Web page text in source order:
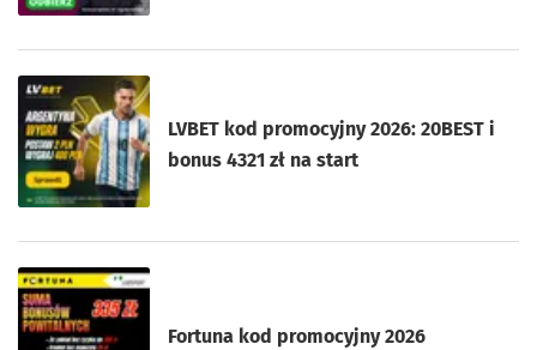
LVBET kod promocyjny 2026: 20BEST i
bonus 4321 zł na start
Fortuna kod promocyjny 2026